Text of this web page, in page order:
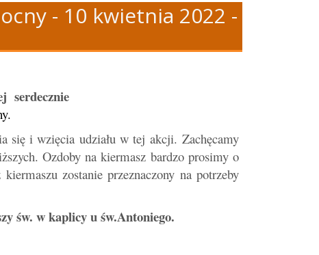
- 10 kwietnia 2022 -
serdecznie
się i wzięcia udziału w tej akcji. Zachęcamy
Ozdoby na kiermasz bardzo prosimy o
zostanie przeznaczony na potrzeby
św. w kaplicy u św.Antoniego.